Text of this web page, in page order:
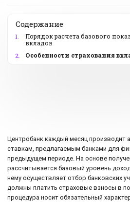
Содержание
1.
Порядок расчета базового
вкладов
2.
Особенности страхования
Центробанк каждый месяц производит
ставкам, предлагаемым банками для
предыдущем периоде. На основе
рассчитывается базовый уровень
нему осуществляет отбор банковских
должны платить страховые взносы в
процедура носит обязательный